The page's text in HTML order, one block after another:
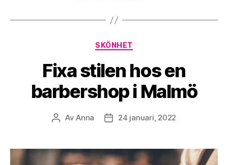
Kategorier
SKÖNHET
Fixa stilen hos en
barbershop i Malmö
Inläggsförfattare
AvAnna Inläggsdatum
24 januari, 2022